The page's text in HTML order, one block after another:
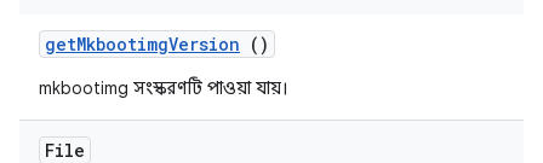
getMkbootimgVersion ()
mkbootimg সংস্করণটি পাওয়া যায়।
File